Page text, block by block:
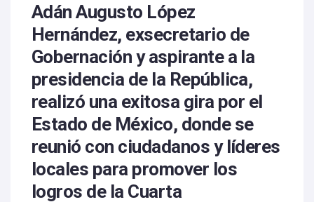
Adán Augusto López
Hernández, exsecretario de
Gobernación y aspirante a la
presidencia de la República,
realizó una exitosa gira por el
Estado de México, donde se
reunió con ciudadanos y líderes
locales para promover los
logros de la Cuarta